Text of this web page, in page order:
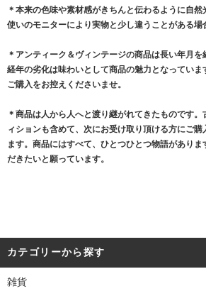
＊本来の色味や素材感がきちんと伝わるように自
使いのモニターにより実物と少し違うことがある場
＊アンティーク＆ヴィンテージの商品は長い年月を
経年の劣化は味わいとして商品の魅力となってい
ご購入をお控えくださいませ。
＊商品は人から人へと渡り継がれてきたものです
ィションも含めて、次にお受け取り頂ける方にご
ます。商品にはすべて、ひとつひとつ物語があり
だきたいと願っています。
カテゴリーから探す
雑貨